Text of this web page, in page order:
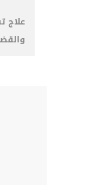
علاج